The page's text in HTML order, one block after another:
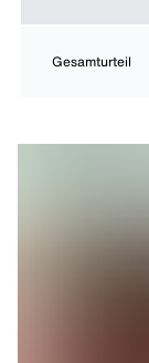
Gesamturteil